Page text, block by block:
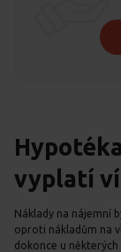
vyplatí
Náklady na nájemní
oproti nákladům na
dokonce u